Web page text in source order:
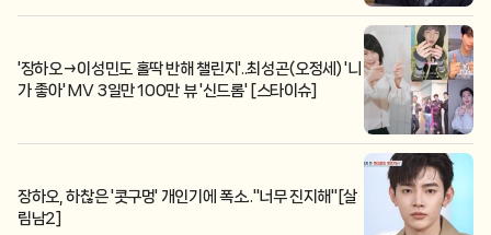
'장하오→이성민도 홀딱 반해 챌린지'..최성곤(오정세) '니
가 좋아' MV 3일만 100만 뷰 '신드롬' [스타이슈]
장하오, 하찮은 '콧구멍' 개인기에 폭소.."너무 진지해"[살
림남2]